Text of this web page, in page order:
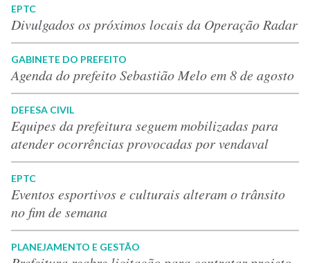
EPTC
Divulgados os próximos locais da Operação Radar
GABINETE DO PREFEITO
Agenda do prefeito Sebastião Melo em 8 de agosto
DEFESA CIVIL
Equipes da prefeitura seguem mobilizadas para
atender ocorrências provocadas por vendaval
EPTC
Eventos esportivos e culturais alteram o trânsito
no fim de semana
PLANEJAMENTO E GESTÃO